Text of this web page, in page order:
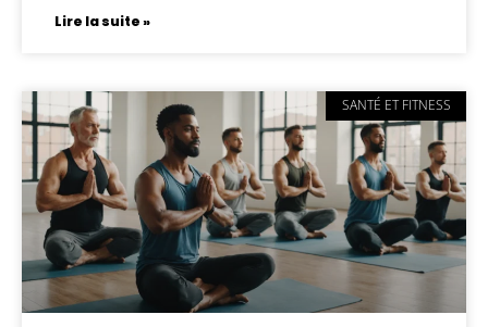
Lire la suite »
SANTÉ ET FITNESS